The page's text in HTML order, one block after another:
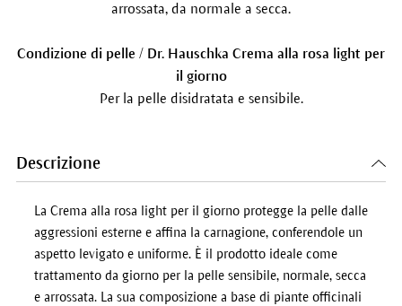
arrossata, da normale a secca.
Condizione di pelle / Dr. Hauschka Crema alla rosa light per
il giorno
Per la pelle disidratata e sensibile.
Descrizione
La Crema alla rosa light per il giorno protegge la pelle dalle
aggressioni esterne e affina la carnagione, conferendole un
aspetto levigato e uniforme. È il prodotto ideale come
trattamento da giorno per la pelle sensibile, normale, secca
e arrossata. La sua composizione a base di piante officinali